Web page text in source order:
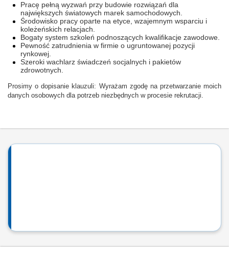
Pracę pełną wyzwań przy budowie rozwiązań dla
największych światowych marek samochodowych.
Środowisko pracy oparte na etyce, wzajemnym wsparciu i
koleżeńskich relacjach.
Bogaty system szkoleń podnoszących kwalifikacje zawodowe.
Pewność zatrudnienia w firmie o ugruntowanej pozycji
rynkowej.
Szeroki wachlarz świadczeń socjalnych i pakietów
zdrowotnych.
Prosimy o dopisanie klauzuli: Wyrażam zgodę na przetwarzanie moich
danych osobowych dla potrzeb niezbędnych w procesie rekrutacji.